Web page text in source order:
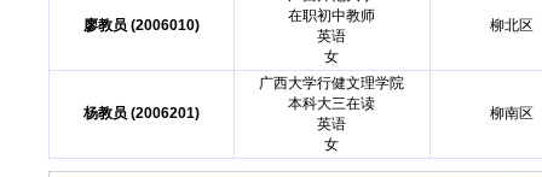
廖教员 (2006010)
在职初中教师
英语
女
柳北区
杨教员 (2006201)
广西大学行健文理学院
本科大三在读
英语
女
柳南区